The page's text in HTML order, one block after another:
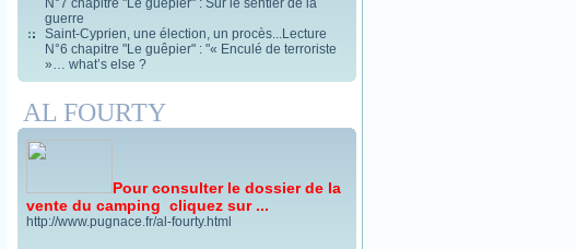
N°7 chapitre "Le guêpier" : Sur le sentier de la
guerre
Saint-Cyprien, une élection, un procès...Lecture
N°6 chapitre "Le guêpier" : "« Enculé de terroriste
»… what’s else ?
AL FOURTY
Pour consulter le dossier de la
vente du camping cliquez sur ...
http://www.pugnace.fr/al-fourty.html